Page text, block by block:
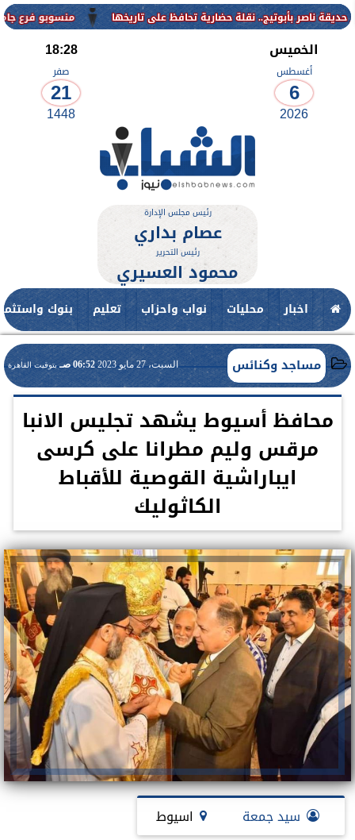
منسوبو فرع جامعة الأزهر للوجه
الخميس
أغسطس
6
2026
18:28
صفر
21
1448
رئيس مجلس الإدارة
عصام بداري
رئيس التحرير
محمود العسيري
اخبار محليات نواب واحزاب تعليم بنوك
مساجد وكنائس السبت، 27 مايو 2023 06:52 صـ بتوقيت القاهرة
محافظ أسيوط يشهد تجليس الانبا
مرقس وليم مطرانا على كرسى
ايباراشية القوصية للأقباط
الكاثوليك
سيد جمعة اسيوط